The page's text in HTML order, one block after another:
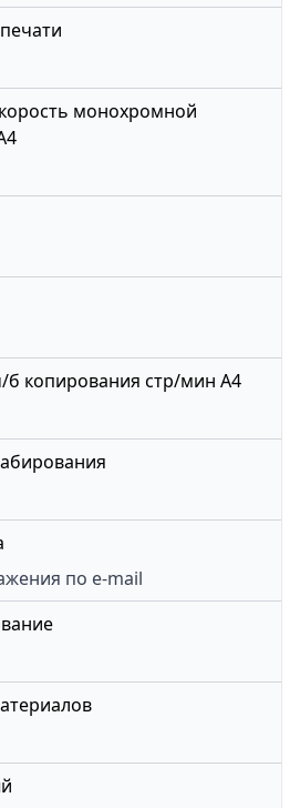
монохромной
б копирования стр/мин A4
по e-mail